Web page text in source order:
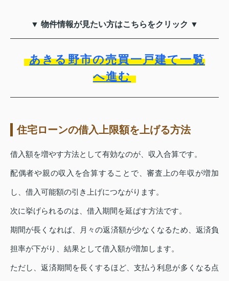
▼ 物件情報が見たい方はこちらをクリック ▼
あきる野市の売買一戸建て一覧
へ進む
住宅ローンの借入上限額を上げる方法
借入額を増やす方法として有効なのが、収入合算です。
配偶者や親の収入を合算することで、審査上の年収が増加
し、借入可能額の引き上げにつながります。
次に挙げられるのは、借入期間を延ばす方法です。
期間が長くなれば、月々の返済額が少なくなるため、返済負
担率が下がり、結果として借入額が増加します。
ただし、返済期間を長くするほど、支払う利息が多くなる点